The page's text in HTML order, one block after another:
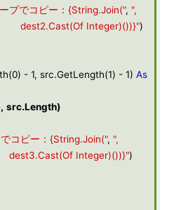
プでコピー：{String.Join(", ",
Integer)())}")
- 1, src.GetLength(1) - 1) As
, src.Length)
コピー：{String.Join(", ",
Integer)())}")